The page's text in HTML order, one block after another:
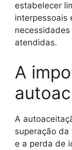
estabelecer
interpessoais
atendidas.
A
A
superação
e a perda de